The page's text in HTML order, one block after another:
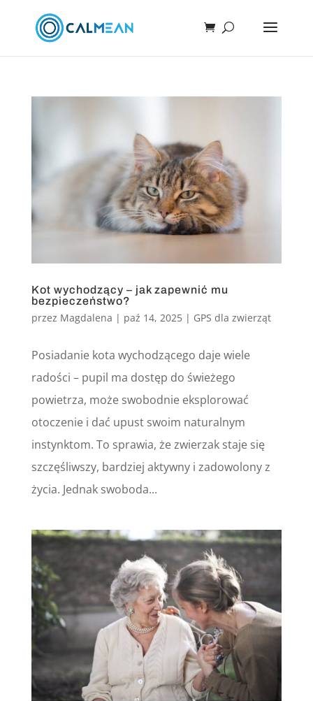
Kot wychodzący – jak zapewnić mu
bezpieczeństwo?
przez Magdalena | paź 14, 2025| GPS dla zwierząt
Posiadanie kota wychodzącego daje wiele
radości – pupil ma dostęp do świeżego
powietrza, może swobodnie eksplorować
otoczenie i dać upust swoim naturalnym
instynktom. To sprawia, że zwierzak staje się
szczęśliwszy, bardziej aktywny i zadowolony z
życia. Jednak swoboda...